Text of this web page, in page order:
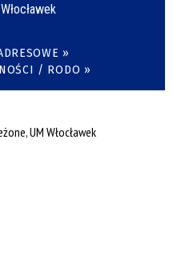
»
/ RODO »
UM Włocławek